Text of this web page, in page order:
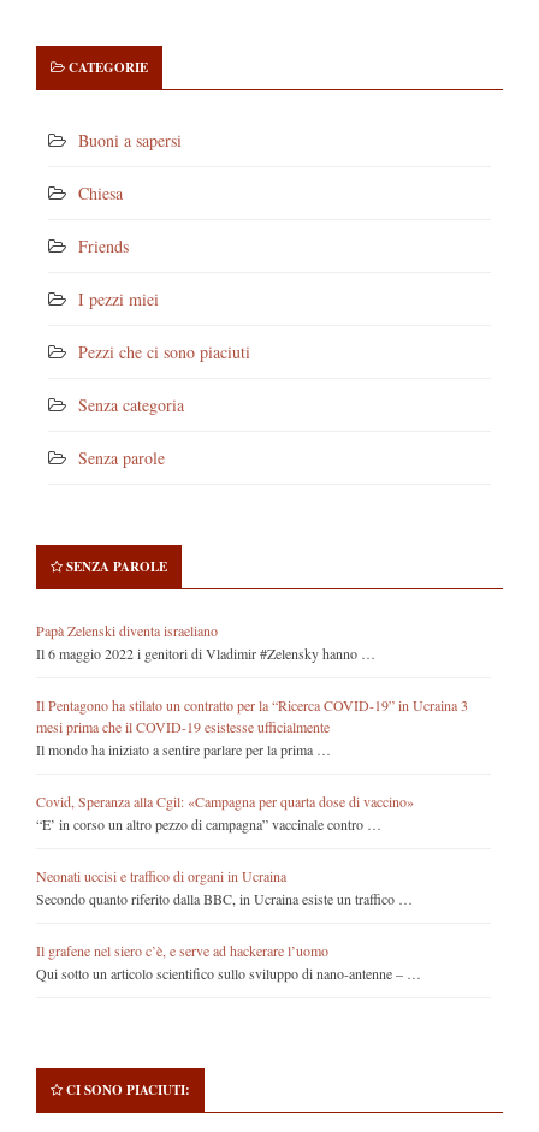
CATEGORIE
Buoni a sapersi
Chiesa
Friends
I pezzi miei
Pezzi che ci sono piaciuti
Senza categoria
Senza parole
SENZA PAROLE
Papà Zelenski diventa israeliano
Il 6 maggio 2022 i genitori di Vladimir #Zelensky hanno …
Il Pentagono ha stilato un contratto per la “Ricerca COVID-19” in Ucraina 3
mesi prima che il COVID-19 esistesse ufficialmente
Il mondo ha iniziato a sentire parlare per la prima …
Covid, Speranza alla Cgil: «Campagna per quarta dose di vaccino»
“E’ in corso un altro pezzo di campagna” vaccinale contro …
Neonati uccisi e traffico di organi in Ucraina
Secondo quanto riferito dalla BBC, in Ucraina esiste un traffico …
Il grafene nel siero c’è, e serve ad hackerare l’uomo
Qui sotto un articolo scientifico sullo sviluppo di nano-antenne – …
CI SONO PIACIUTI: